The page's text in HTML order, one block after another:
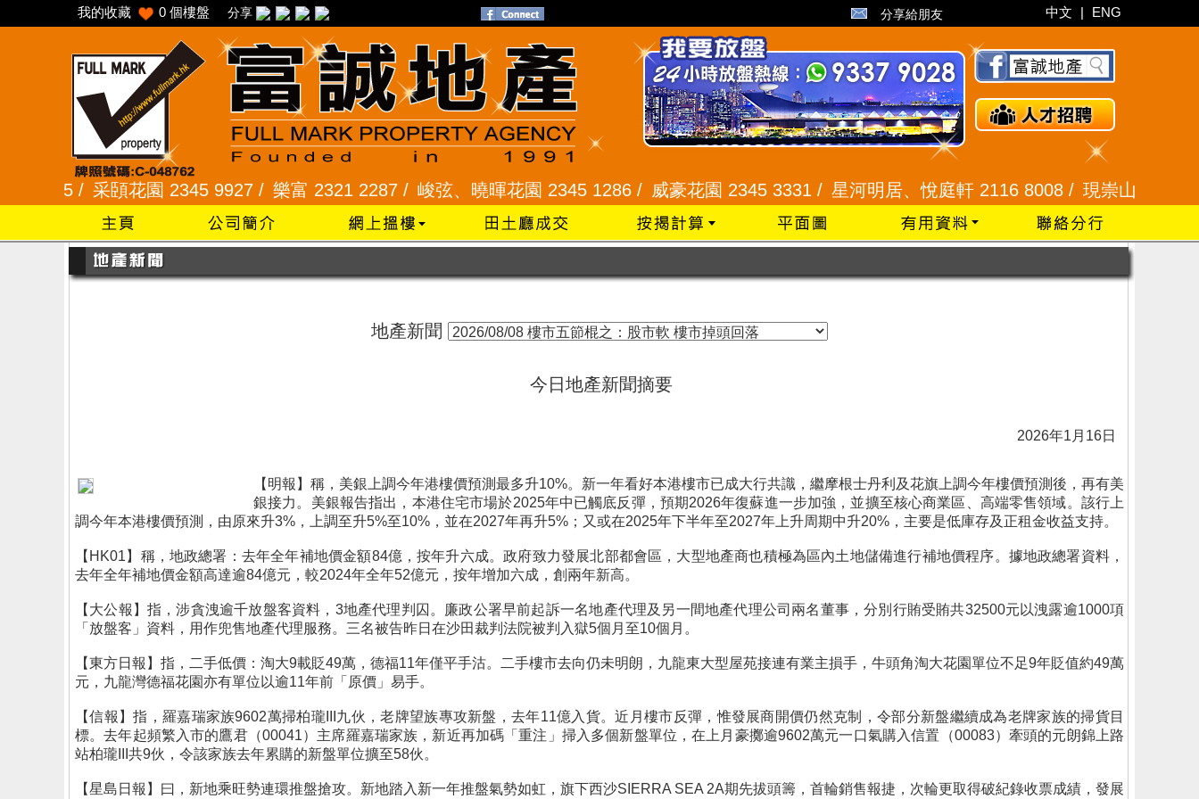
我的收藏 0 個樓盤 分享 分享給朋友 中文 | ENG
2345 /采頣花園 2345 9927 /樂富 2321 2287 /峻弦、曉暉花園 2345 1286 /威豪花園 2345 3331 /星河明居、悅庭軒 2116 8008 /現崇山、譽港灣
地產新聞
今日地產新聞摘要
2026年1月16日
【明報】稱，美銀上調今年港樓價預測最多升10%。新一年看好本港樓市已成大行共識，繼摩根士丹利及花旗上調今年樓價預測後，再有美
銀接力。美銀報告指出，本港住宅市場於2025年中已觸底反彈，預期2026年復蘇進一步加強，並擴至核心商業區、高端零售領域。該行上
調今年本港樓價預測，由原來升3%，上調至升5%至10%，並在2027年再升5%；又或在2025年下半年至2027年上升周期中升20%，主要是低庫存及正租金收益支持。
【HK01】稱，地政總署：去年全年補地價金額84億，按年升六成。政府致力發展北部都會區，大型地產商也積極為區內土地儲備進行補地價程序。據地政總署資料，
去年全年補地價金額高達逾84億元，較2024年全年52億元，按年增加六成，創兩年新高。
【大公報】指，涉貪洩逾千放盤客資料，3地產代理判囚。廉政公署早前起訴一名地產代理及另一間地產代理公司兩名董事，分別行賄受賄共32500元以洩露逾1000項
「放盤客」資料，用作兜售地產代理服務。三名被告昨日在沙田裁判法院被判入獄5個月至10個月。
【東方日報】指，二手低價：淘大9載貶49萬，德福11年僅平手沽。二手樓市去向仍未明朗，九龍東大型屋苑接連有業主損手，牛頭角淘大花園單位不足9年貶值約49萬
元，九龍灣德福花園亦有單位以逾11年前「原價」易手。
【信報】指，羅嘉瑞家族9602萬掃柏瓏III九伙，老牌望族專攻新盤，去年11億入貨。近月樓市反彈，惟發展商開價仍然克制，令部分新盤繼續成為老牌家族的掃貨目
標。去年起頻繁入市的鷹君（00041）主席羅嘉瑞家族，新近再加碼「重注」掃入多個新盤單位，在上月豪擲逾9602萬元一口氣購入信置（00083）牽頭的元朗錦上路
站柏瓏III共9伙，令該家族去年累購的新盤單位擴至58伙。
【星島日報】曰，新地乘旺勢連環推盤搶攻。新地踏入新一年推盤氣勢如虹，旗下西沙SIERRA SEA 2A期先拔頭籌，首輪銷售報捷，次輪更取得破紀錄收票成績，發展